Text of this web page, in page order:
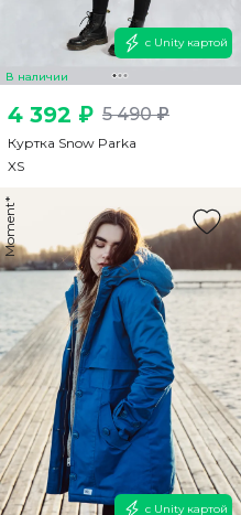
В наличии
с Unity картой
4 392 ₽ 5 490 ₽
Куртка Snow Parka
XS
Moment*
с Unity картой